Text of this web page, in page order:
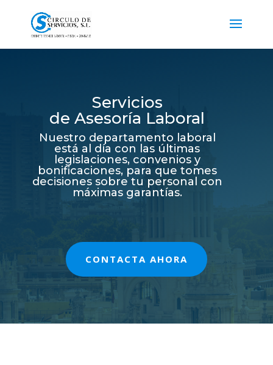
Servicios
de Asesoría Laboral
Nuestro departamento laboral
está al día con las últimas
legislaciones, convenios y
bonificaciones, para que tomes
decisiones sobre tu personal con
máximas garantías.
CONTACTA AHORA